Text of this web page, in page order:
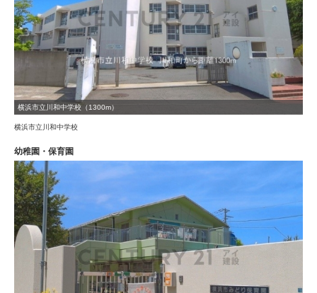
横浜市立川和中学校（1300m）
横浜市立川和中学校
幼稚園・保育園